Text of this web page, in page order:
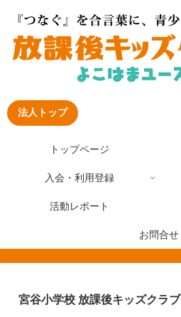
法人トップ
トップページ
入会・利用登録
活動レポート
お問合せ
宮谷小学校 放課後キッズクラブ